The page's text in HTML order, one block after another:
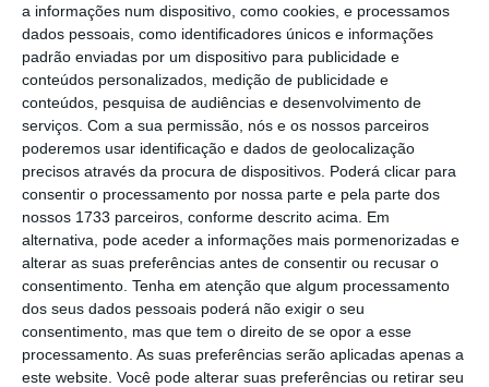
a informações num dispositivo, como cookies, e processamos
dados pessoais, como identificadores únicos e informações
padrão enviadas por um dispositivo para publicidade e
conteúdos personalizados, medição de publicidade e
conteúdos, pesquisa de audiências e desenvolvimento de
serviços. Com a sua permissão, nós e os nossos parceiros
poderemos usar identificação e dados de geolocalização
precisos através da procura de dispositivos. Poderá clicar para
consentir o processamento por nossa parte e pela parte dos
nossos 1733 parceiros, conforme descrito acima. Em
alternativa, pode aceder a informações mais pormenorizadas e
alterar as suas preferências antes de consentir ou recusar o
consentimento. Tenha em atenção que algum processamento
dos seus dados pessoais poderá não exigir o seu
consentimento, mas que tem o direito de se opor a esse
processamento. As suas preferências serão aplicadas apenas a
este website. Você pode alterar suas preferências ou retirar seu
continuar o leilão em caso de alguma avaria
técnica. A ANO considera, em contrapartida,
que a sua proposta, na verdade, previa uma
plataforma redundante, pelo que considerou
que a exclusão foi ilegal. O tribunal de
primeira instância deu-lhe razão.
Tribunal condena Anacom e ameaça anular leilão do
5G
Ler Mais
Porém, a Anacom não se conformou. O